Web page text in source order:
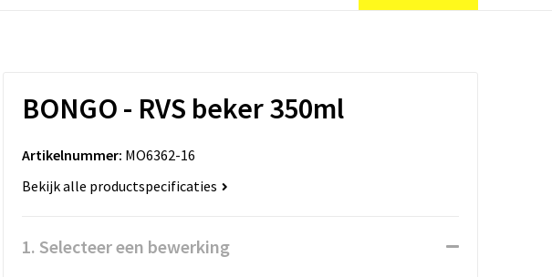
BONGO - RVS beker 350ml
Artikelnummer: MO6362-16
Bekijk alle productspecificaties
1. Selecteer een bewerking